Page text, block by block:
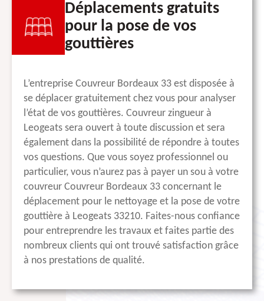
Déplacements gratuits
pour la pose de vos
gouttières
L’entreprise Couvreur Bordeaux 33 est disposée à
se déplacer gratuitement chez vous pour analyser
l’état de vos gouttières. Couvreur zingueur à
Leogeats sera ouvert à toute discussion et sera
également dans la possibilité de répondre à toutes
vos questions. Que vous soyez professionnel ou
particulier, vous n’aurez pas à payer un sou à votre
couvreur Couvreur Bordeaux 33 concernant le
déplacement pour le nettoyage et la pose de votre
gouttière à Leogeats 33210. Faites-nous confiance
pour entreprendre les travaux et faites partie des
nombreux clients qui ont trouvé satisfaction grâce
à nos prestations de qualité.